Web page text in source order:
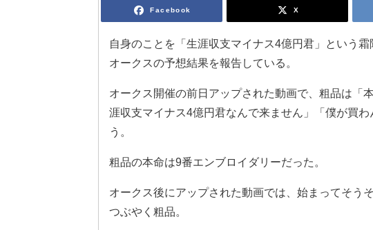
Facebook X
自身のことを「生涯収支マイナス4億円君」という
オークスの予想結果を報告している。
オークス開催の前日アップされた動画で、粗品は「
涯収支マイナス4億円君なんで来ません」「僕が買
う。
粗品の本命は9番エンブロイダリーだった。
オークス後にアップされた動画では、始まってそう
つぶやく粗品。